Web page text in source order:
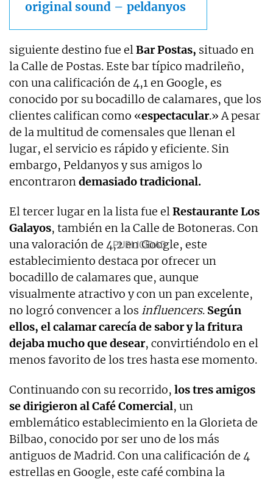
original sound – peldanyos
siguiente destino fue elBar Postas, situado en
la Calle de Postas. Este bar típico madrileño,
con una calificación de 4,1 en Google, es
conocido por su bocadillo de calamares, que los
clientes califican como «espectacular.» A pesar
de la multitud de comensales que llenan el
lugar, el servicio es rápido y eficiente. Sin
embargo, Peldanyos y sus amigos lo
encontrarondemasiado tradicional.
El tercer lugar en la lista fue elRestaurante Los
Galayos, también en la Calle de Botoneras. Con
una valoración de 4,2 en Google, este
establecimiento destaca por ofrecer un
bocadillo de calamares que, aunque
visualmente atractivo y con un pan excelente,
no logró convencer a los influencers. Según
ellos, el calamar carecía de sabor y la fritura
dejaba mucho que desear, convirtiéndolo en el
menos favorito de los tres hasta ese momento.
Continuando con su recorrido, los tres amigos
se dirigieron al Café Comercial, un
emblemático establecimiento en la Glorieta de
Bilbao, conocido por ser uno de los más
antiguos de Madrid. Con una calificación de 4
estrellas en Google, este café combina la